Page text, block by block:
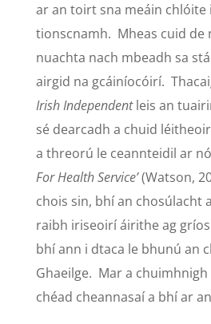
ar an toirt sna meáin chlóite
tionscnamh. Mheas cuid de
nuachta nach mbeadh sa
airgid na gcáiníocóirí.
Irish Independentleis an
sé dearcadh a chuid
a threorú le ceannteidil ar
For Health Service’(Watson,
chois sin, bhí an chosúlacht
raibh iriseoirí áirithe ag
bhí ann i dtaca le bhunú an
Ghaeilge. Mar a chuimhnigh
chéad cheannasaí a bhí ar